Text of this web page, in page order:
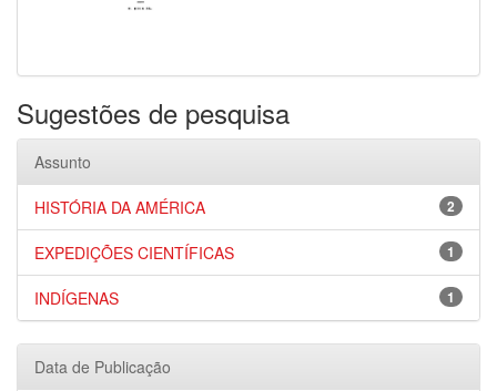
Sugestões de pesquisa
Assunto
2
HISTÓRIA DA AMÉRICA
1
EXPEDIÇÕES CIENTÍFICAS
1
INDÍGENAS
Data de Publicação